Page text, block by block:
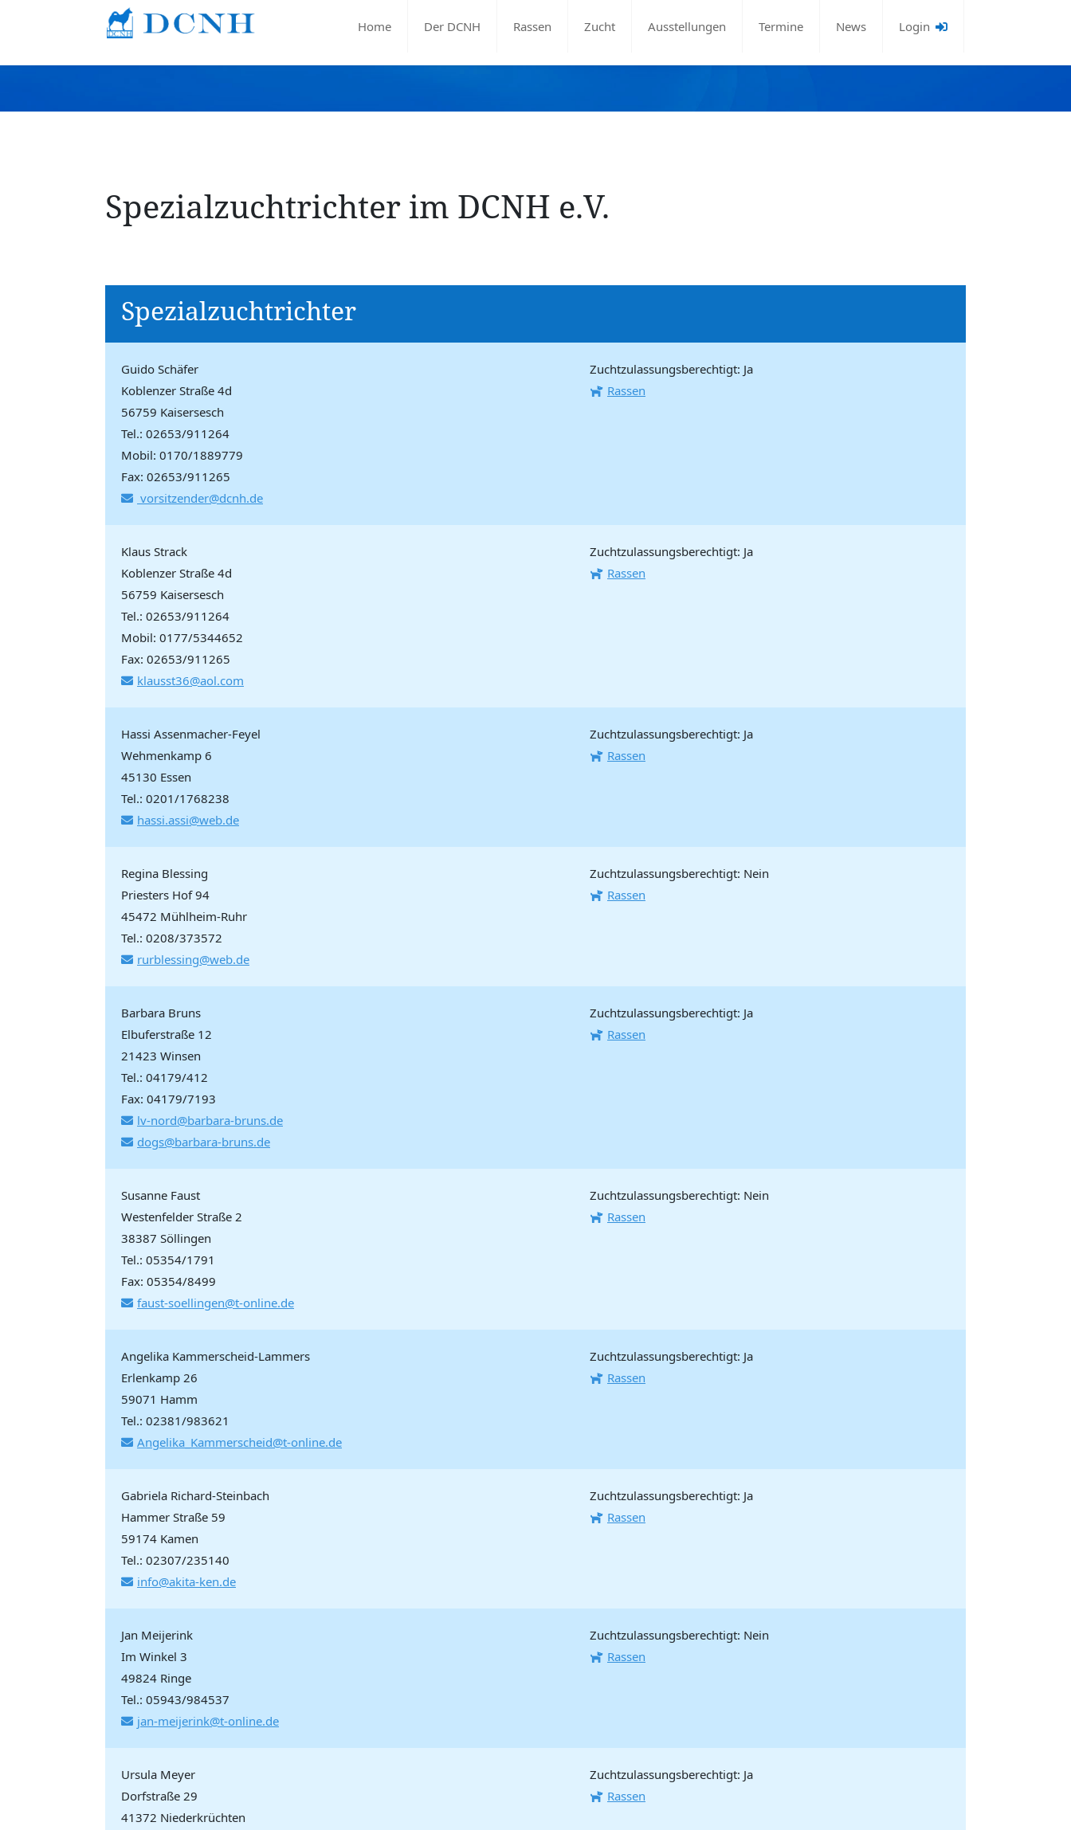
Home Der DCNH Rassen Zucht Ausstellungen Termine News Login
Spezialzuchtrichter im DCNH e.V.
Spezialzuchtrichter
Guido Schäfer
Koblenzer Straße 4d
56759 Kaisersesch
Tel.: 02653/911264
Mobil: 0170/1889779
Fax: 02653/911265
vorsitzender@dcnh.de
Zuchtzulassungsberechtigt: Ja
Rassen
Klaus Strack
Koblenzer Straße 4d
56759 Kaisersesch
Tel.: 02653/911264
Mobil: 0177/5344652
Fax: 02653/911265
klausst36@aol.com
Zuchtzulassungsberechtigt: Ja
Rassen
Hassi Assenmacher-Feyel
Wehmenkamp 6
45130 Essen
Tel.: 0201/1768238
hassi.assi@web.de
Zuchtzulassungsberechtigt: Ja
Rassen
Regina Blessing
Priesters Hof 94
45472 Mühlheim-Ruhr
Tel.: 0208/373572
rurblessing@web.de
Zuchtzulassungsberechtigt: Nein
Rassen
Barbara Bruns
Elbuferstraße 12
21423 Winsen
Tel.: 04179/412
Fax: 04179/7193
lv-nord@barbara-bruns.de
dogs@barbara-bruns.de
Zuchtzulassungsberechtigt: Ja
Rassen
Susanne Faust
Westenfelder Straße 2
38387 Söllingen
Tel.: 05354/1791
Fax: 05354/8499
faust-soellingen@t-online.de
Zuchtzulassungsberechtigt: Nein
Rassen
Angelika Kammerscheid-Lammers
Erlenkamp 26
59071 Hamm
Tel.: 02381/983621
Angelika_Kammerscheid@t-online.de
Zuchtzulassungsberechtigt: Ja
Rassen
Gabriela Richard-Steinbach
Hammer Straße 59
59174 Kamen
Tel.: 02307/235140
info@akita-ken.de
Zuchtzulassungsberechtigt: Ja
Rassen
Jan Meijerink
Im Winkel 3
49824 Ringe
Tel.: 05943/984537
jan-meijerink@t-online.de
Zuchtzulassungsberechtigt: Nein
Rassen
Ursula Meyer
Dorfstraße 29
41372 Niederkrüchten
Zuchtzulassungsberechtigt: Ja
Rassen